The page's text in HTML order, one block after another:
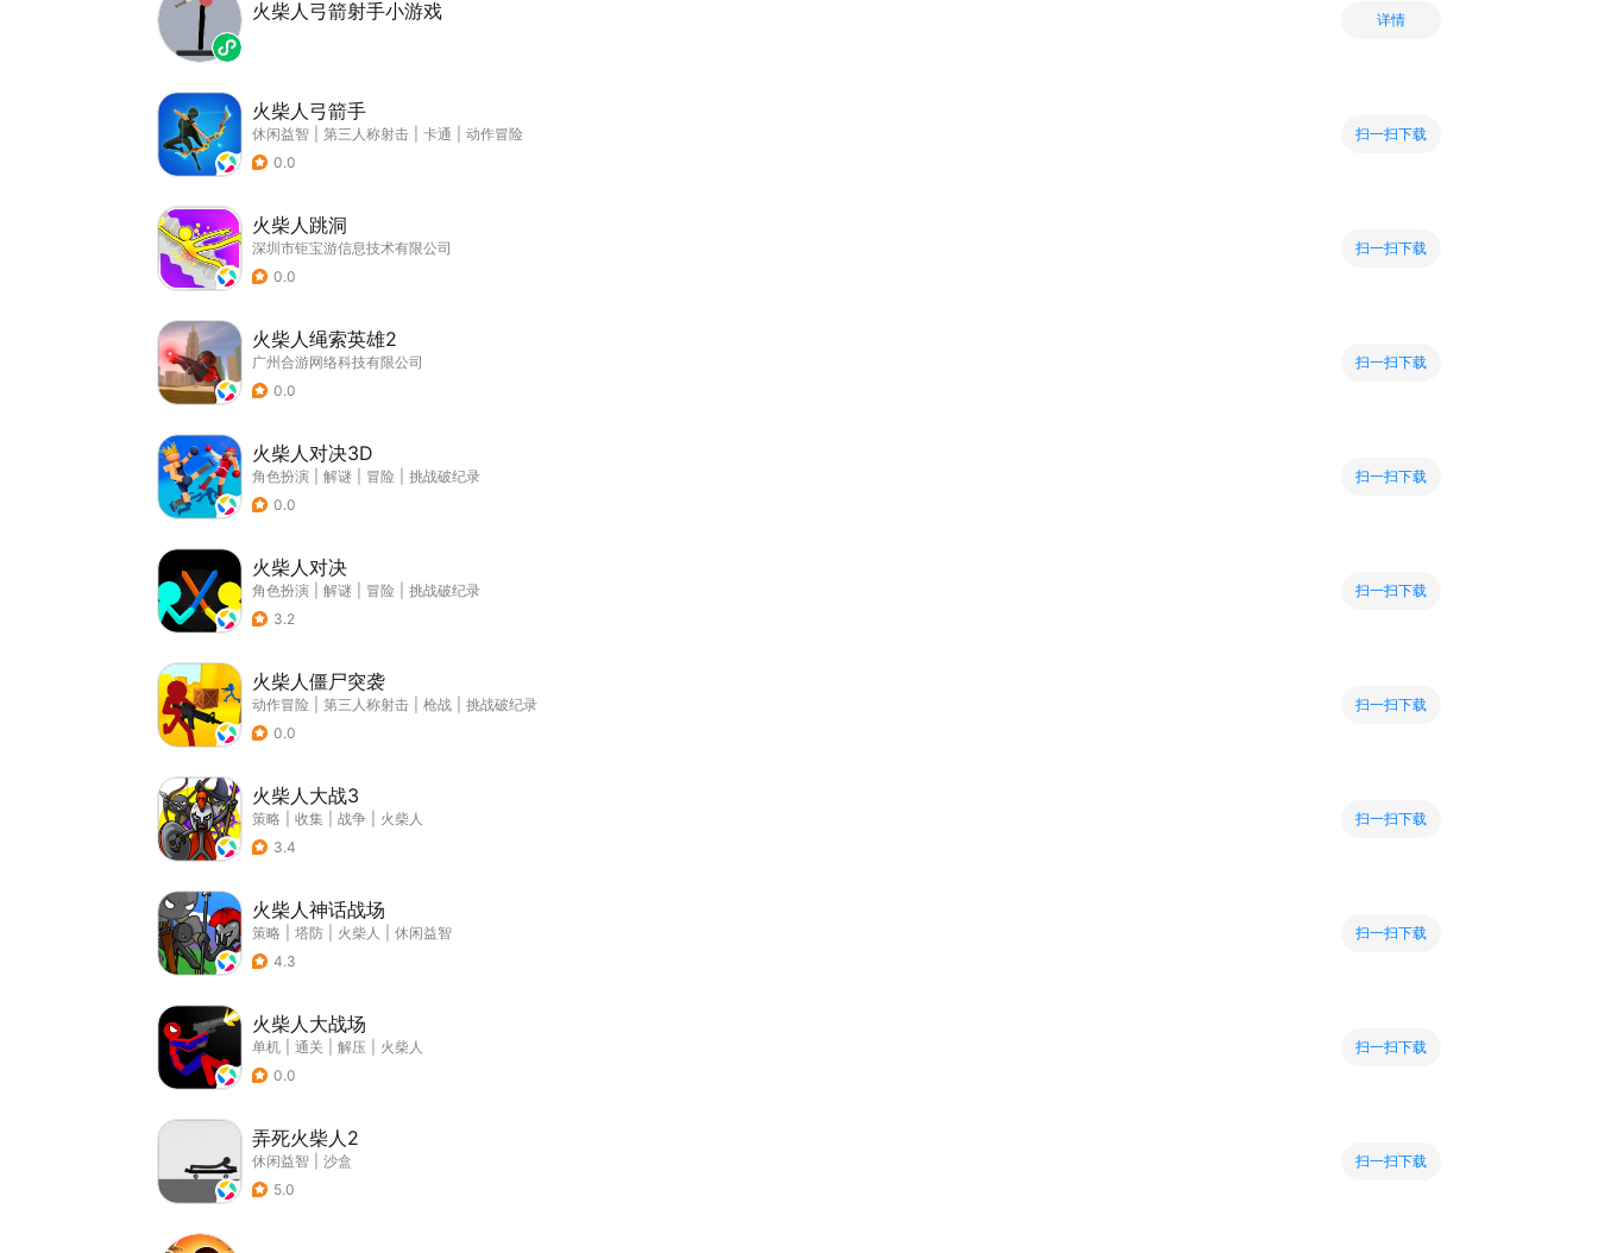
火柴人弓箭射手小游戏 详情
火柴人弓箭手
休闲益智 第三人称射击 卡通
动作冒险
0.0
扫一扫下载
火柴人跳洞
深圳市钜宝游信息技术有限公司
0.0
扫一扫下载
火柴人绳索英雄2
广州合游网络科技有限公司
0.0
扫一扫下载
火柴人对决3D
角色扮演 解谜 冒险
挑战破纪录
0.0
扫一扫下载
火柴人对决
角色扮演 解谜 冒险
挑战破纪录
3.2
扫一扫下载
火柴人僵尸突袭
动作冒险 第三人称射击 枪战
挑战破纪录
0.0
扫一扫下载
火柴人大战3
策略 收集 战争
火柴人
3.4
扫一扫下载
火柴人神话战场
策略 塔防 火柴人
休闲益智
4.3
扫一扫下载
火柴人大战场
单机 通关 解压
火柴人
0.0
扫一扫下载
弄死火柴人2
休闲益智
沙盒
5.0
扫一扫下载